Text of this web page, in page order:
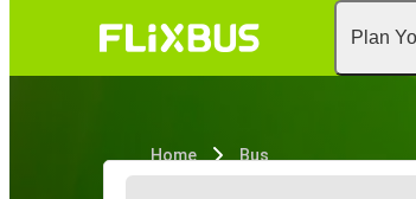
Plan
Home Bus